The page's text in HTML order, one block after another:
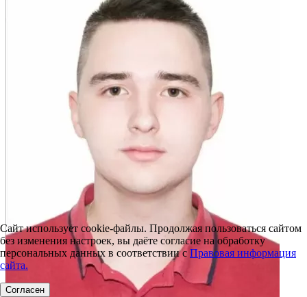
Сайт использует cookie-файлы. Продолжая пользоваться сайтом
без изменения настроек, вы даёте согласие на обработку
персональных данных в соответствии с Правовая информация
сайта.
Согласен